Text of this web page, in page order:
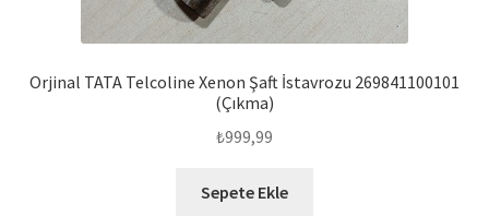
Orjinal TATA Telcoline Xenon Şaft İstavrozu 269841100101
(Çıkma)
₺999,99
Sepete Ekle